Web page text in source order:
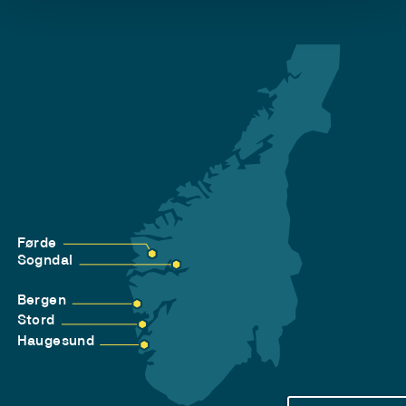
Førde
Sogndal
Bergen
Stord
Haugesund